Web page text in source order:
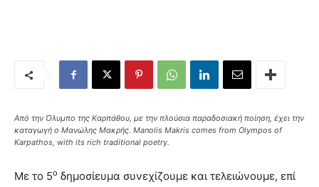
Από την Όλυμπο της Καρπάθου, με την πλούσια παραδοσιακή ποίηση, έχει την
καταγωγή ο Μανώλης Μακρής. Manolis Makris comes from Olympos of
Karpathos, with its rich traditional poetry.
Με το 5ο δημοσίευμα συνεχίζουμε και τελειώνουμε, επί